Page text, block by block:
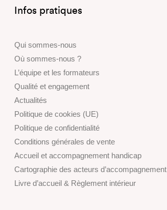
Infos pratiques
Qui sommes-nous
Où sommes-nous ?
L’équipe et les formateurs
Qualité et engagement
Actualités
Politique de cookies (UE)
Politique de confidentialité
Conditions générales de vente
Accueil et accompagnement handicap
Cartographie des acteurs d’accompagnement
Livre d’accueil & Règlement intérieur